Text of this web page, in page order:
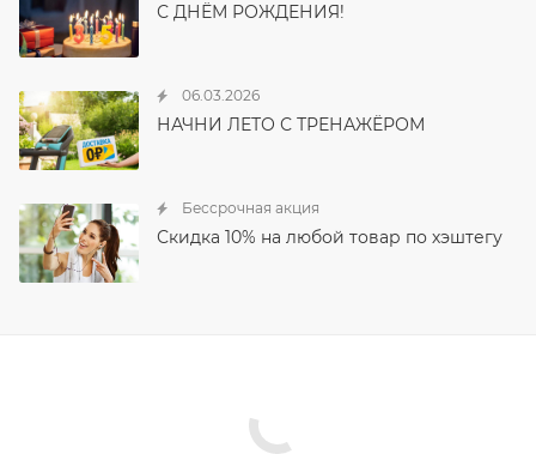
С ДНЁМ РОЖДЕНИЯ!
06.03.2026
НАЧНИ ЛЕТО С ТРЕНАЖЁРОМ
Бессрочная акция
Скидка 10% на любой товар по хэштегу